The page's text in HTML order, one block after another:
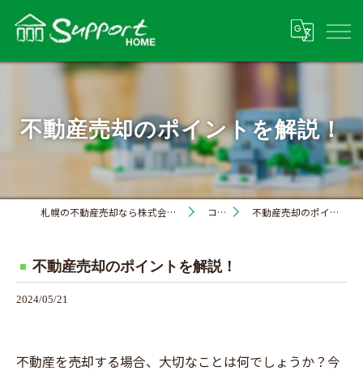
不動産売却のポイントを解説！
札幌の不動産売却なら株式会社サポートホーム コラム 不動産売却のポイントを解説！
不動産売却のポイントを解説！
2024/05/21
不動産を売却する場合、大切なことは何でしょうか？今